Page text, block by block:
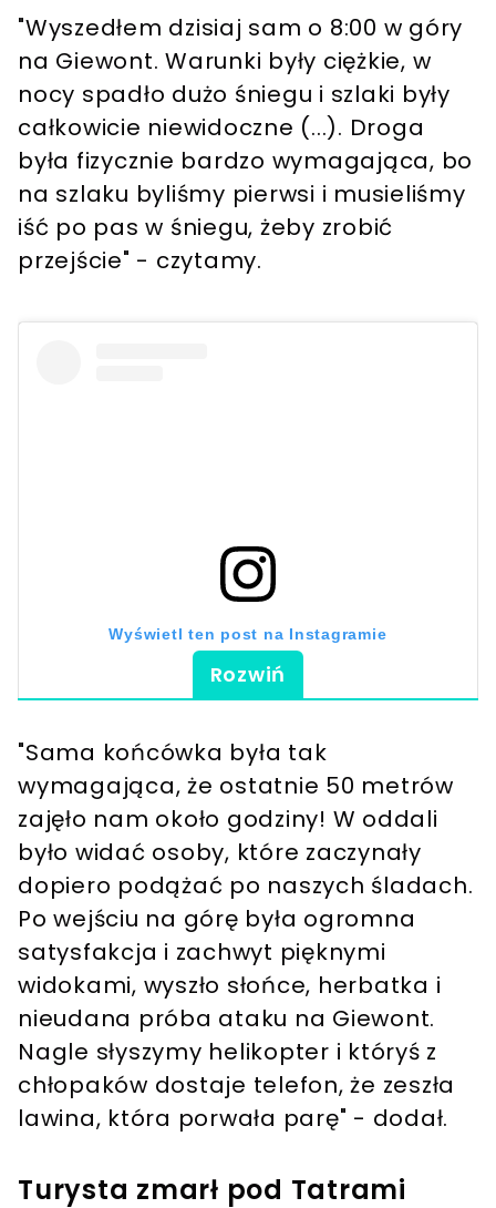
"Wyszedłem dzisiaj sam o 8:00 w góry
na Giewont. Warunki były ciężkie, w
nocy spadło dużo śniegu i szlaki były
całkowicie niewidoczne (...). Droga
była fizycznie bardzo wymagająca, bo
na szlaku byliśmy pierwsi i musieliśmy
iść po pas w śniegu, żeby zrobić
przejście" - czytamy.
Wyświetl ten post na Instagramie
Post udostępniony przez Michał Materla (@michal_materla)
Rozwiń
"Sama końcówka była tak
wymagająca, że ostatnie 50 metrów
zajęło nam około godziny! W oddali
było widać osoby, które zaczynały
dopiero podążać po naszych śladach.
Po wejściu na górę była ogromna
satysfakcja i zachwyt pięknymi
widokami, wyszło słońce, herbatka i
nieudana próba ataku na Giewont.
Nagle słyszymy helikopter i któryś z
chłopaków dostaje telefon, że zeszła
lawina, która porwała parę" - dodał.
Turysta zmarł pod Tatrami